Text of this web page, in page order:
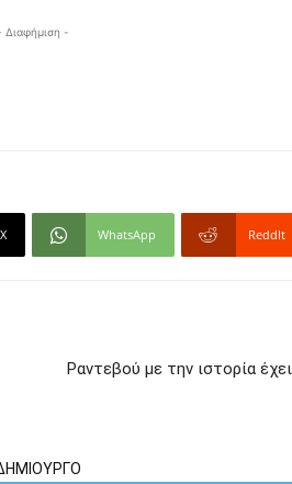
Διαφήμιση -
X WhatsApp ReddIt
Ραντεβού με την ιστορία